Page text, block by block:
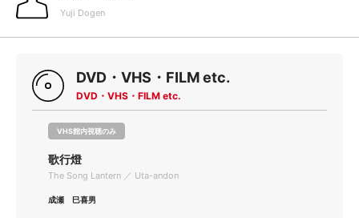
Yuji Dogen
DVD・VHS・FILM etc.
DVD・VHS・FILM etc.
VHS館内視聴のみ
歌行燈
The Song Lantern ／ Uta-andon
成瀬 巳喜男